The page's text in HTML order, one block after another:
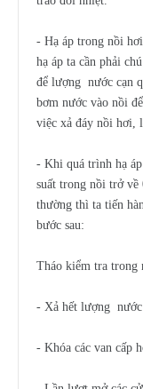
- Hạ áp trong nồi
hạ áp ta cần phải
để lượng nước cạn
bơm nước vào nồi
việc xả đáy nồi hơi,
- Khi quá trình hạ
suất trong nồi trở
thường thì ta tiến
bước sau:
Tháo kiểm tra trong
- Xả hết lượng
- Khóa các van cấp